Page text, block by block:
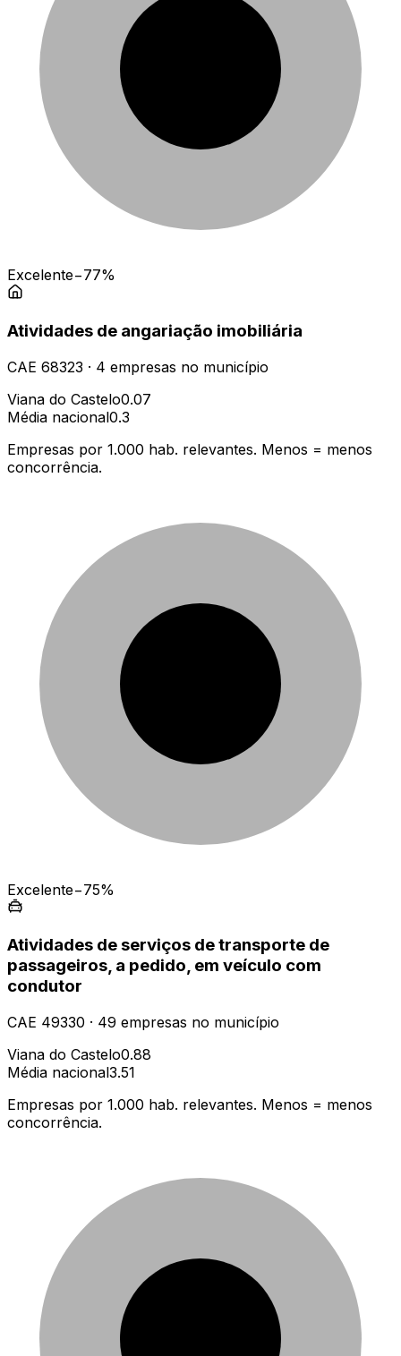
Excelente−77%
Atividades de angariação imobiliária
CAE 68323 · 4 empresas no município
Viana do Castelo0.07
Média nacional0.3
Empresas por 1.000 hab. relevantes. Menos = menos
concorrência.
Excelente−75%
Atividades de serviços de transporte de
passageiros, a pedido, em veículo com
condutor
CAE 49330 · 49 empresas no município
Viana do Castelo0.88
Média nacional3.51
Empresas por 1.000 hab. relevantes. Menos = menos
concorrência.